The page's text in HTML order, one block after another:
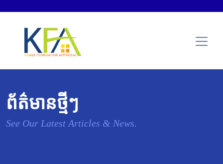
ព័ត៌មានថ្មីៗ
See Our Latest Articles & News.